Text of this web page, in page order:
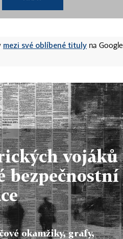
mezi své oblíbené tituly na Google
vojáků
bezpečnostní
okamžiky, grafy,